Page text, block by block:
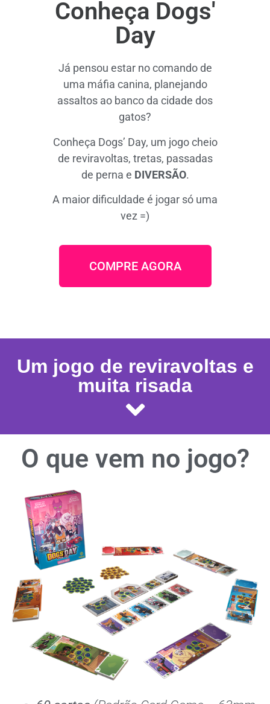
Conheça Dogs'
Day
Já pensou estar no comando de
uma máfia canina, planejando
assaltos ao banco da cidade dos
gatos?
Conheça Dogs’ Day, um jogo cheio
de reviravoltas, tretas, passadas
de perna e DIVERSÃO.
A maior dificuldade é jogar só uma
vez =)
COMPRE AGORA
Um jogo de reviravoltas e
muita risada
O que vem no jogo?